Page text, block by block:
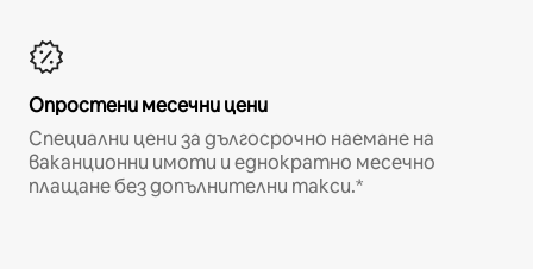
Опростени месечни цени
Специални цени за дългосрочно наемане на
ваканционни имоти и еднократно месечно
плащане без допълнителни такси.*